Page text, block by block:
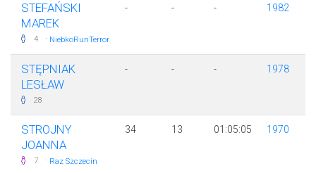
STEFAŃSKI
MAREK
4 · NiebkoRunTerror
- - - 1982
STĘPNIAK
LESŁAW
28
- - - 1978
STROJNY
JOANNA
7 · Raz Szczecin
34 13 01:05:05 1970